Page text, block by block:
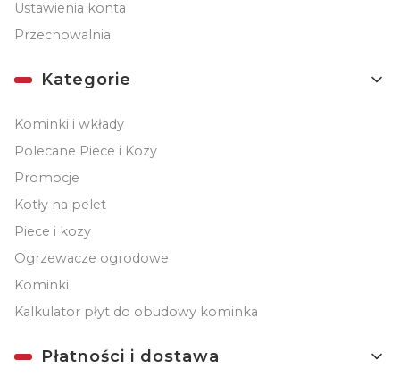
Ustawienia konta
Przechowalnia
Kategorie
Kominki i wkłady
Polecane Piece i Kozy
Promocje
Kotły na pelet
Piece i kozy
Ogrzewacze ogrodowe
Kominki
Kalkulator płyt do obudowy kominka
Płatności i dostawa